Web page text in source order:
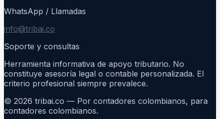
WhatsApp / Llamadas
info@tribai.co
Soporte y consultas
Herramienta informativa de apoyo tributario. No
constituye asesoría legal o contable personalizada. El
criterio profesional siempre prevalece.
© 2026 tribai.co — Por contadores colombianos, para
contadores colombianos.